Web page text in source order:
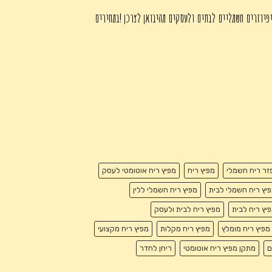
חשמליים לבתים ולעסקים מהיבואן לצרכן !במחירים
ריח חשמלי מפיץ ריח מפיץ ריח אוטומטי לעסק
ריח חשמלי לבית מפיץ ריח חשמלי ללין
ריח לבית מפיץ ריח לבית ולעסק
מפיץ ריח מומלץ מפיץ ריח מקלות מפיץ ריח מקצועי
מתקן מפיץ ריח אוטומטי ריחן לחדר